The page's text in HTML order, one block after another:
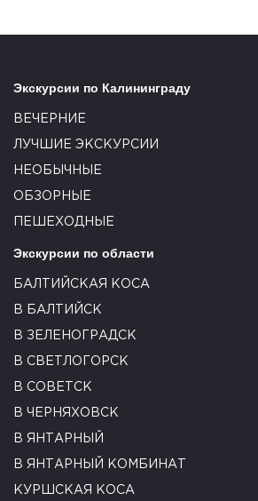
Экскурсии по Калининграду
ВЕЧЕРНИЕ
ЛУЧШИЕ ЭКСКУРСИИ
НЕОБЫЧНЫЕ
ОБЗОРНЫЕ
ПЕШЕХОДНЫЕ
Экскурсии по области
БАЛТИЙСКАЯ КОСА
В БАЛТИЙСК
В ЗЕЛЕНОГРАДСК
В СВЕТЛОГОРСК
В СОВЕТСК
В ЧЕРНЯХОВСК
В ЯНТАРНЫЙ
В ЯНТАРНЫЙ КОМБИНАТ
КУРШСКАЯ КОСА